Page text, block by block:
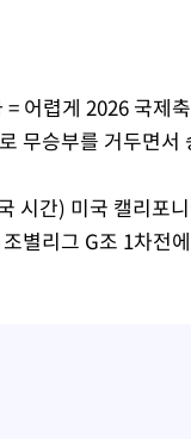
어렵게 2026 국제
무승부를 거두면서
시간) 미국 캘리포
별리그 G조 1차전